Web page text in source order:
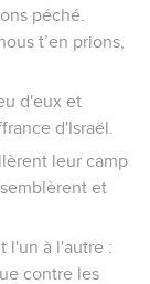
péché.
t’en prions,
d'eux et
d'Israël.
leur camp
et
l'un à l'autre :
contre les